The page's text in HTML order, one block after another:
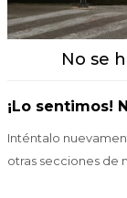
No se
¡Lo sentimos!
Inténtalo
otras secciones de